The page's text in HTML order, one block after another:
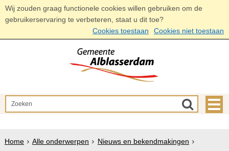
Wij zouden graag functionele cookies willen gebruiken om de
gebruikerservaring te verbeteren, staat u dit toe?
Cookies toestaan
Cookies niet toestaan
Home Alle onderwerpen
Nieuws en bekendmakingen